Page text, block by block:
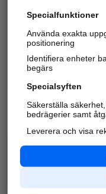
Alla kategorier
API & Kartor
Specialfunktioner
Använda exakta
positionering
Identifiera enheter
begärs
Specialsyften
Säkerställa
bedrägerier samt
Leverera och visa